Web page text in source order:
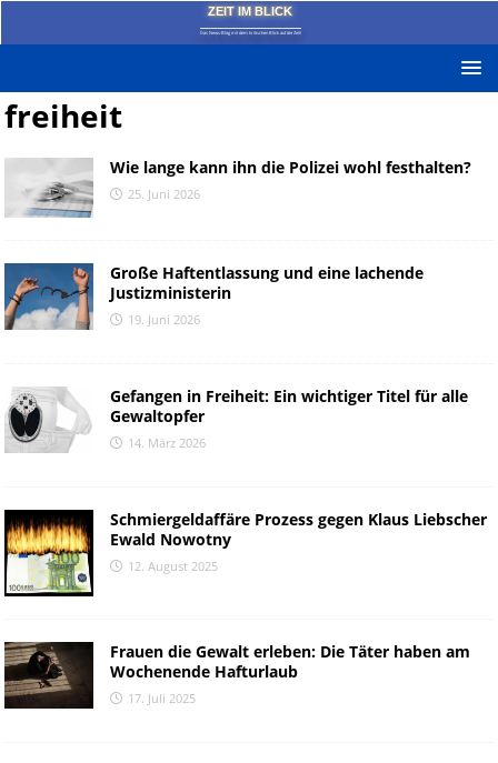
ZEIT IM BLICK
Das News-Blog mit dem kritischen Blick auf die Zeit!
freiheit
Wie lange kann ihn die Polizei wohl festhalten?
25. Juni 2026
Große Haftentlassung und eine lachende
Justizministerin
19. Juni 2026
Gefangen in Freiheit: Ein wichtiger Titel für alle
Gewaltopfer
14. März 2026
Schmiergeldaffäre Prozess gegen Klaus Liebscher
Ewald Nowotny
12. August 2025
Frauen die Gewalt erleben: Die Täter haben am
Wochenende Hafturlaub
17. Juli 2025